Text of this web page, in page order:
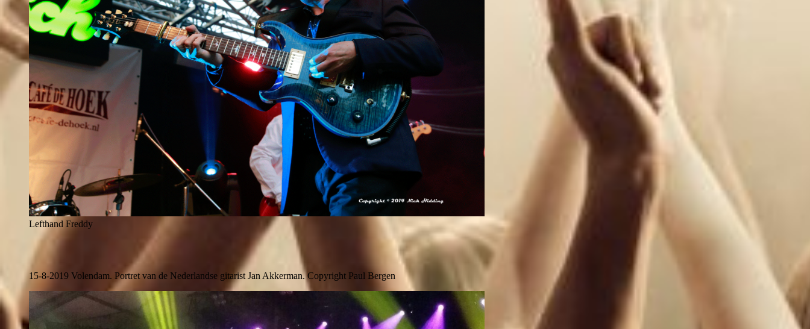
Lefthand Freddy
15-8-2019 Volendam. Portret van de Nederlandse gitarist Jan Akkerman. Copyright Paul Bergen